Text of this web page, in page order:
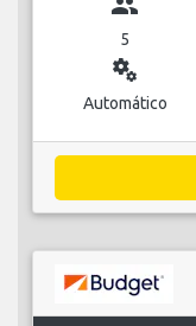
5
miscellaneous_services
Automático